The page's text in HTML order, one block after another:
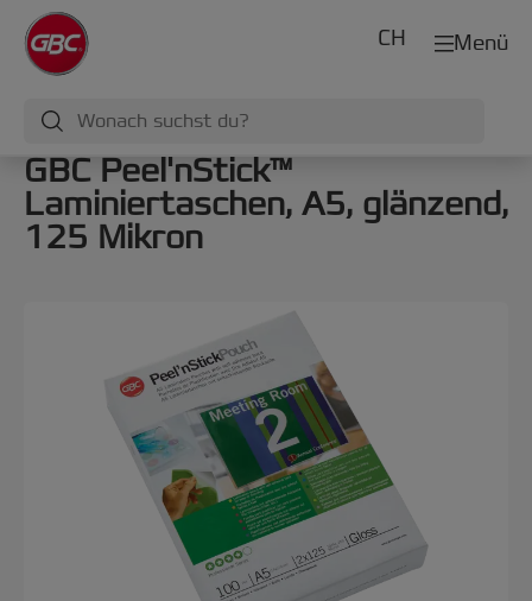
Menü
CH
GBC Peel'nStick™
Laminiertaschen, A5, glänzend,
125 Mikron